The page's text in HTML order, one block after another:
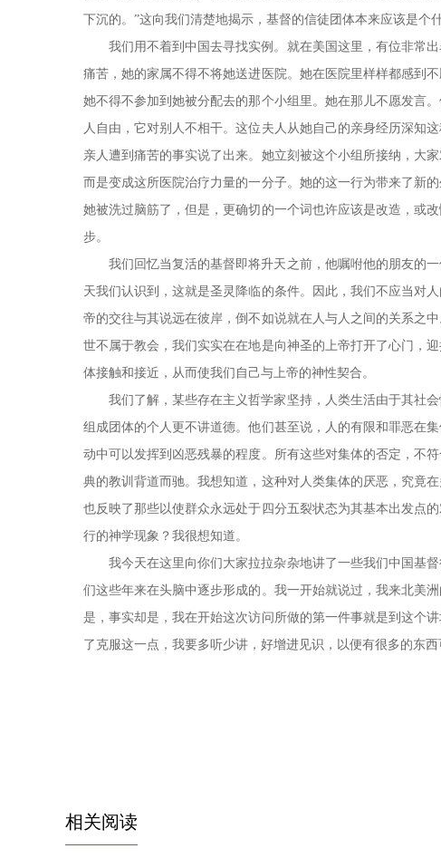
下沉的。”这向我们清楚地揭示，基督的信徒团体本来应该是个
我们用不着到中国去寻找实例。就在美国这里，有位非常
痛苦，她的家属不得不将她送进医院。她在医院里样样都感到
她不得不参加到她被分配去的那个小组里。她在那儿不愿发言
人自由，它对别人不相干。这位夫人从她自己的亲身经历深知
亲人遭到痛苦的事实说了出来。她立刻被这个小组所接纳，大
而是变成这所医院治疗力量的一分子。她的这一行为带来了新
她被洗过脑筋了，但是，更确切的一个词也许应该是改造，或
步。
我们回忆当复活的基督即将升天之前，他嘱咐他的朋友的
天我们认识到，这就是圣灵降临的条件。因此，我们不应当对
帝的交往与其说远在彼岸，倒不如说就在人与人之间的关系之
世不属于教会，我们实实在在地是向神圣的上帝打开了心门，
体接触和接近，从而使我们自己与上帝的神性契合。
我们了解，某些存在主义哲学家坚持，人类生活由于其社
组成团体的个人更不讲道德。他们甚至说，人的有限和罪恶在
动中可以发挥到凶恶残暴的程度。所有这些对集体的否定，不
典的教训背道而驰。我想知道，这种对人类集体的厌恶，究竟
也反映了那些以使群众永远处于四分五裂状态为其基本出发点
行的神学现象？我很想知道。
我今天在这里向你们大家拉拉杂杂地讲了一些我们中国基
们这些年来在头脑中逐步形成的。我一开始就说过，我来北美
是，事实却是，我在开始这次访问所做的第一件事就是到这个
了克服这一点，我要多听少讲，好增进见识，以便有很多的东
相关阅读